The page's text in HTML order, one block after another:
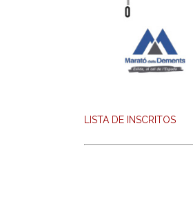
LISTA DE INSCRITOS